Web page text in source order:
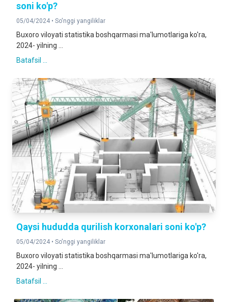
soni ko'p?
05/04/2024 • So'nggi yangiliklar
Buxoro viloyati statistika boshqarmasi ma'lumotlariga ko'ra,
2024- yilning ...
Batafsil ...
Qaysi hududda qurilish korxonalari soni ko'p?
05/04/2024 • So'nggi yangiliklar
Buxoro viloyati statistika boshqarmasi ma'lumotlariga ko'ra,
2024- yilning ...
Batafsil ...